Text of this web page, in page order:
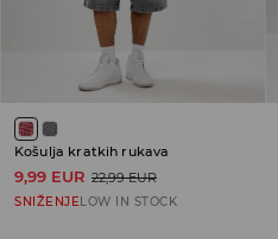
Košulja kratkih rukava
9,99 EUR 22,99 EUR
SNIŽENJELOW IN STOCK